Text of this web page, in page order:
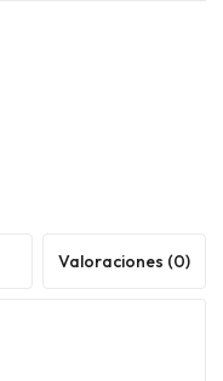
Valoraciones (0)